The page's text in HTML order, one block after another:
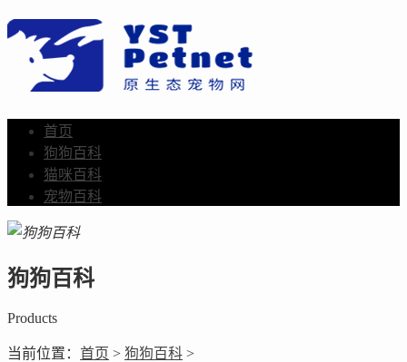
首页
狗狗百科
猫咪百科
宠物百科
狗狗百科
Products
当前位置： 首页 > 狗狗百科 >